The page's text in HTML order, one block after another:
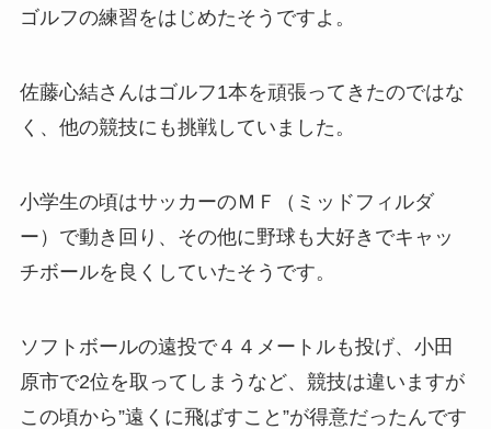
ゴルフの練習をはじめたそうですよ。
佐藤心結さんはゴルフ1本を頑張ってきたのではな
く、他の競技にも挑戦していました。
小学生の頃はサッカーのＭＦ（ミッドフィルダ
ー）で動き回り、その他に野球も大好きでキャッ
チボールを良くしていたそうです。
ソフトボールの遠投で４４メートルも投げ、小田
原市で2位を取ってしまうなど、競技は違いますが
この頃から”遠くに飛ばすこと”が得意だったんです